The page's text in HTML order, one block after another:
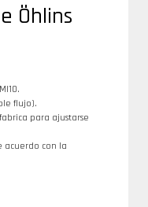
Öhlins
flujo).
para ajustarse
acuerdo con la